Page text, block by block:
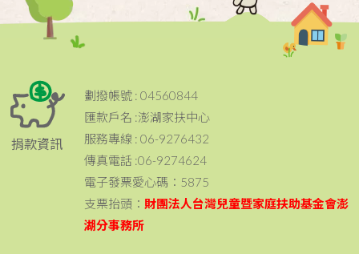
捐款資訊
劃撥帳號 : 04560844
匯款戶名 :澎湖家扶中心
服務專線 : 06-9276432
傳真電話 :06-9274624
電子發票愛心碼：5875
支票抬頭： 財團法人台灣兒童暨家庭扶助基金會澎
湖分事務所